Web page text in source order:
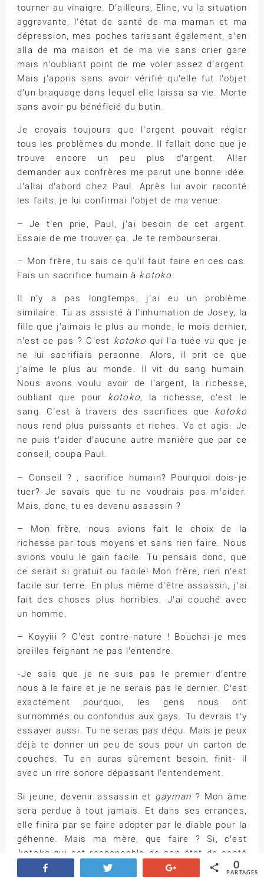
tourner au vinaigre. D’ailleurs, Eline, vu la situation
aggravante, l’état de santé de ma maman et ma
dépression, mes poches tarissant également, s’en
alla de ma maison et de ma vie sans crier gare
mais n’oubliant point de me voler assez d’argent.
Mais j’appris sans avoir vérifié qu’elle fut l’objet
d’un braquage dans lequel elle laissa sa vie. Morte
sans avoir pu bénéficié du butin.
Je croyais toujours que l’argent pouvait régler
tous les problèmes du monde. Il fallait donc que je
trouve encore un peu plus d’argent. Aller
demander aux confrères me parut une bonne idée.
J’allai d’abord chez Paul. Après lui avoir raconté
les faits, je lui confirmai l’objet de ma venue:
– Je t’en prie, Paul, j’ai besoin de cet argent.
Essaie de me trouver ça. Je te rembourserai.
– Mon frère, tu sais ce qu’il faut faire en ces cas.
Fais un sacrifice humain à kotoko.
Il n’y a pas longtemps, j’ai eu un problème
similaire. Tu as assisté à l’inhumation de Josey, la
fille que j’aimais le plus au monde, le mois dernier,
n’est ce pas ? C’est kotoko qui l’a tuée vu que je
ne lui sacrifiais personne. Alors, il prit ce que
j’aime le plus au monde. Il vit du sang humain.
Nous avons voulu avoir de l’argent, la richesse,
oubliant que pour kotoko, la richesse, c’est le
sang. C’est à travers des sacrifices que kotoko
nous rend plus puissants et riches. Va et agis. Je
ne puis t’aider d’aucune autre manière que par ce
conseil; coupa Paul.
– Conseil ? , sacrifice humain? Pourquoi dois-je
tuer? Je savais que tu ne voudrais pas m’aider.
Mais, donc, tu es devenu assassin ?
– Mon frère, nous avions fait le choix de la
richesse par tous moyens et sans rien faire. Nous
avions voulu le gain facile. Tu pensais donc, que
ce serait si gratuit ou facile! Mon frère, rien n’est
facile sur terre. En plus même d’être assassin, j’ai
fait des choses plus horribles. J’ai couché avec
un homme.
– Koyyiii ? C’est contre-nature ! Bouchai-je mes
oreilles feignant ne pas l’entendre.
-Je sais que je ne suis pas le premier d’entre
nous à le faire et je ne serais pas le dernier. C’est
exactement pourquoi, les gens nous ont
surnommés ou confondus aux gays. Tu devrais t’y
essayer aussi. Tu ne seras pas déçu. Mais je peux
déjà te donner un peu de sous pour un carton de
couches. Tu en auras sûrement besoin, finit- il
avec un rire sonore dépassant l’entendement.
Si jeune, devenir assassin et gayman ? Mon âme
sera perdue à tout jamais. Et dans ses errances,
elle finira par se faire adopter par le diable pour la
géhenne. Mais ma mère, que faire ? Si, c’est
kotoko qui est responsable de son état de santé
et de la mort d’Eline, ai-je alors même le choix ?
PARTAGES
0